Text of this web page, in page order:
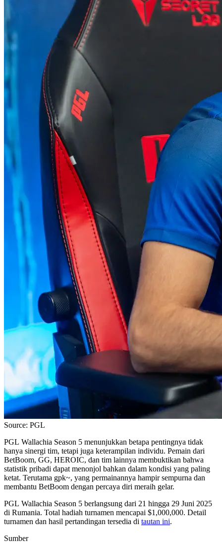
Source: PGL
PGL Wallachia Season 5 menunjukkan betapa pentingnya tidak
hanya sinergi tim, tetapi juga keterampilan individu. Pemain dari
BetBoom, GG, HEROIC, dan tim lainnya membuktikan bahwa
statistik pribadi dapat menonjol bahkan dalam kondisi yang paling
ketat. Terutama gpk~, yang permainannya hampir sempurna dan
membantu BetBoom dengan percaya diri meraih gelar.
PGL Wallachia Season 5 berlangsung dari 21 hingga 29 Juni 2025
di Rumania. Total hadiah turnamen mencapai $1,000,000. Detail
turnamen dan hasil pertandingan tersedia di tautan ini.
Sumber